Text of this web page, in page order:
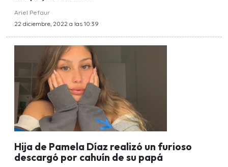
Ariel Pefaur
22 diciembre, 2022 a las 10:39
Hija de Pamela Díaz realizó un furioso
descargó por cahuín de su papá